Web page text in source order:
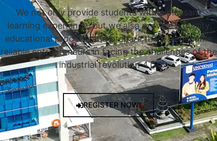
We not only provide students with a pleasant
learning experience, but we also provide a quality
educational process, and prepare them to become
reliable entrepreneurs in facing the challenges of the
industrial revolution 4.0.
REGISTER NOW!